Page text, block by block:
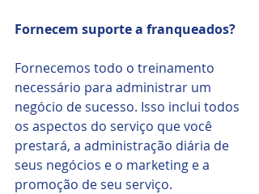
Fornecem suporte a franqueados?
Fornecemos todo o treinamento
necessário para administrar um
negócio de sucesso. Isso inclui todos
os aspectos do serviço que você
prestará, a administração diária de
seus negócios e o marketing e a
promoção de seu serviço.